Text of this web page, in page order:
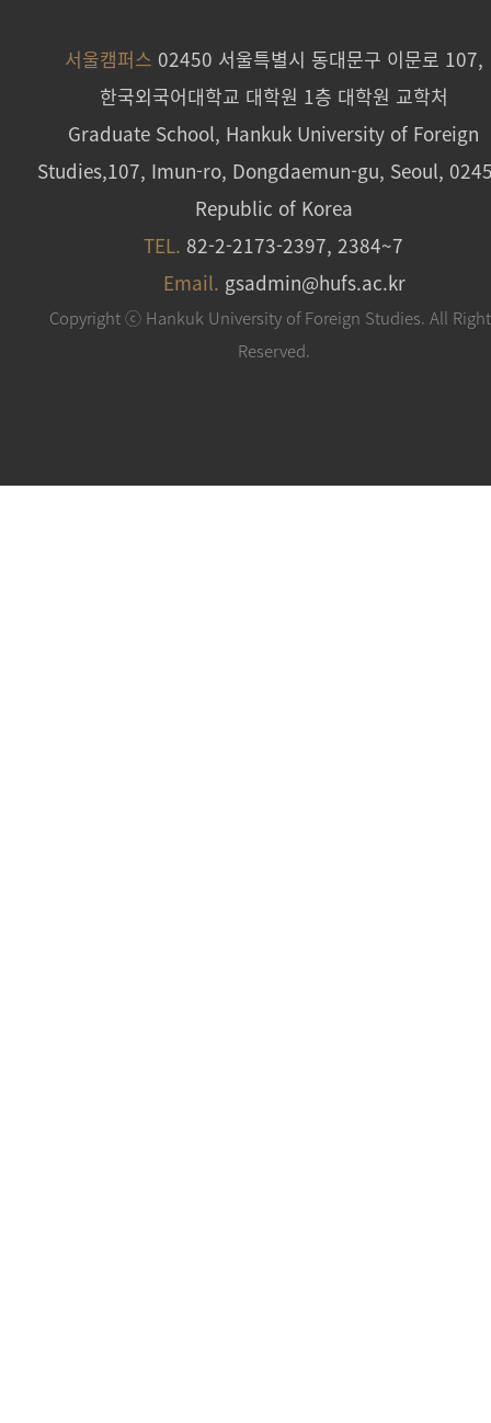
서울캠퍼스 02450 서울특별시 동대문구 이문로 107,
한국외국어대학교 대학원 1층 대학원 교학처
Graduate School, Hankuk University of Foreign
Studies,107, Imun-ro, Dongdaemun-gu, Seoul,
Republic of Korea
TEL. 82-2-2173-2397, 2384~7
Email. gsadmin@hufs.ac.kr
Copyright ⓒ Hankuk University of Foreign Studies. All
Reserved.